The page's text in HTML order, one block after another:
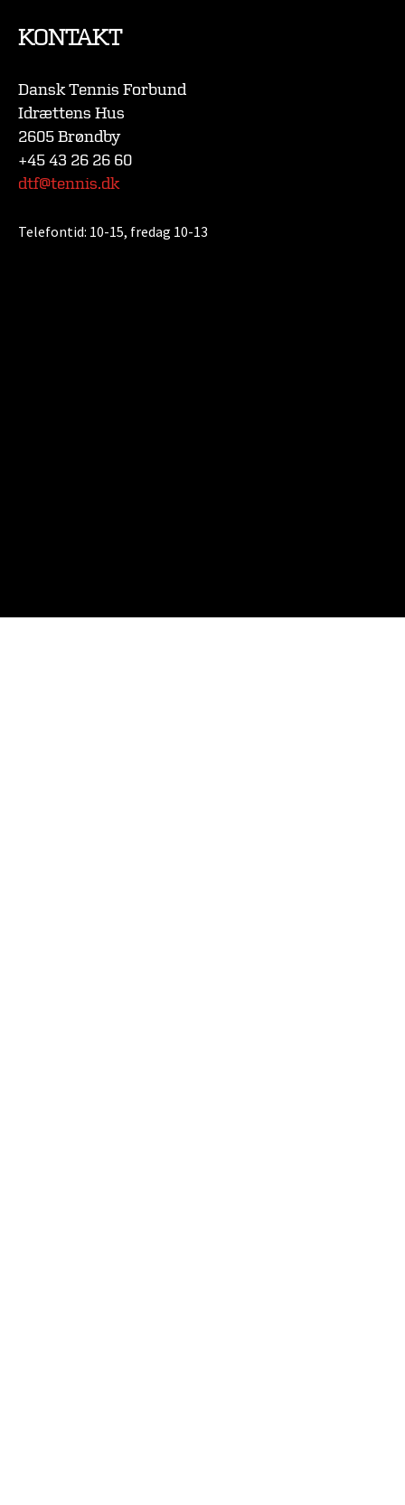
KONTAKT
Dansk Tennis Forbund
Idrættens Hus
2605 Brøndby
+45 43 26 26 60
dtf@tennis.dk
Telefontid: 10-15, fredag 10-13